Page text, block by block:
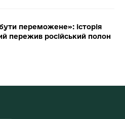
переможене»: історія
пережив російський полон